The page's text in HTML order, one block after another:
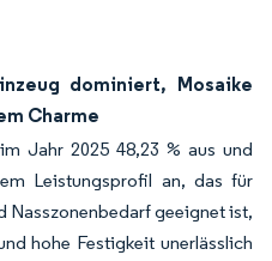
dominiert, Mosaike
Charme
Jahr 2025 48,23 % aus und
Leistungsprofil an, das für
Nasszonenbedarf geeignet ist,
hohe Festigkeit unerlässlich